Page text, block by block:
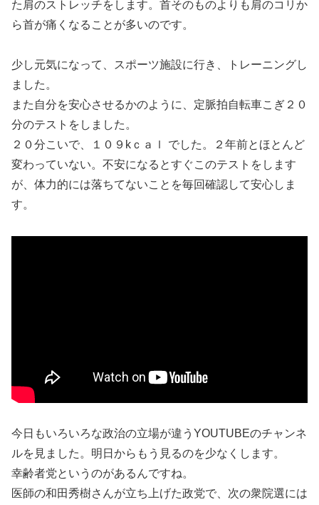
た肩のストレッチをします。首そのものよりも肩のコリか
ら首が痛くなることが多いのです。
少し元気になって、スポーツ施設に行き、トレーニングし
ました。
また自分を安心させるかのように、定脈拍自転車こぎ２０
分のテストをしました。
２０分こいで、１０９kｃａｌ でした。２年前とほとんど
変わっていない。不安になるとすぐこのテストをします
が、体力的には落ちてないことを毎回確認して安心しま
す。
今日もいろいろな政治の立場が違うYOUTUBEのチャンネ
ルを見ました。明日からもう見るのを少なくします。
幸齢者党というのがあるんですね。
医師の和田秀樹さんが立ち上げた政党で、次の衆院選には